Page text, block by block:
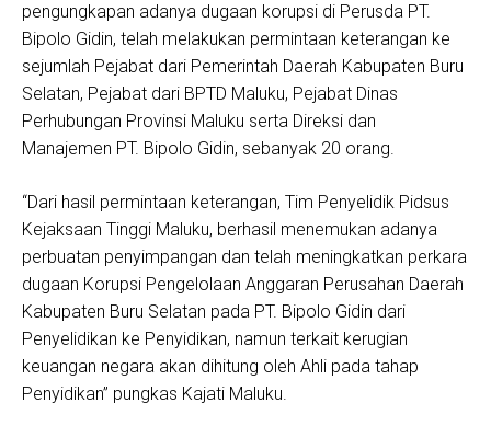
pengungkapan adanya dugaan korupsi di Perusda PT.
Bipolo Gidin, telah melakukan permintaan keterangan ke
sejumlah Pejabat dari Pemerintah Daerah Kabupaten Buru
Selatan, Pejabat dari BPTD Maluku, Pejabat Dinas
Perhubungan Provinsi Maluku serta Direksi dan
Manajemen PT. Bipolo Gidin, sebanyak 20 orang.
“Dari hasil permintaan keterangan, Tim Penyelidik Pidsus
Kejaksaan Tinggi Maluku, berhasil menemukan adanya
perbuatan penyimpangan dan telah meningkatkan perkara
dugaan Korupsi Pengelolaan Anggaran Perusahan Daerah
Kabupaten Buru Selatan pada PT. Bipolo Gidin dari
Penyelidikan ke Penyidikan, namun terkait kerugian
keuangan negara akan dihitung oleh Ahli pada tahap
Penyidikan” pungkas Kajati Maluku.